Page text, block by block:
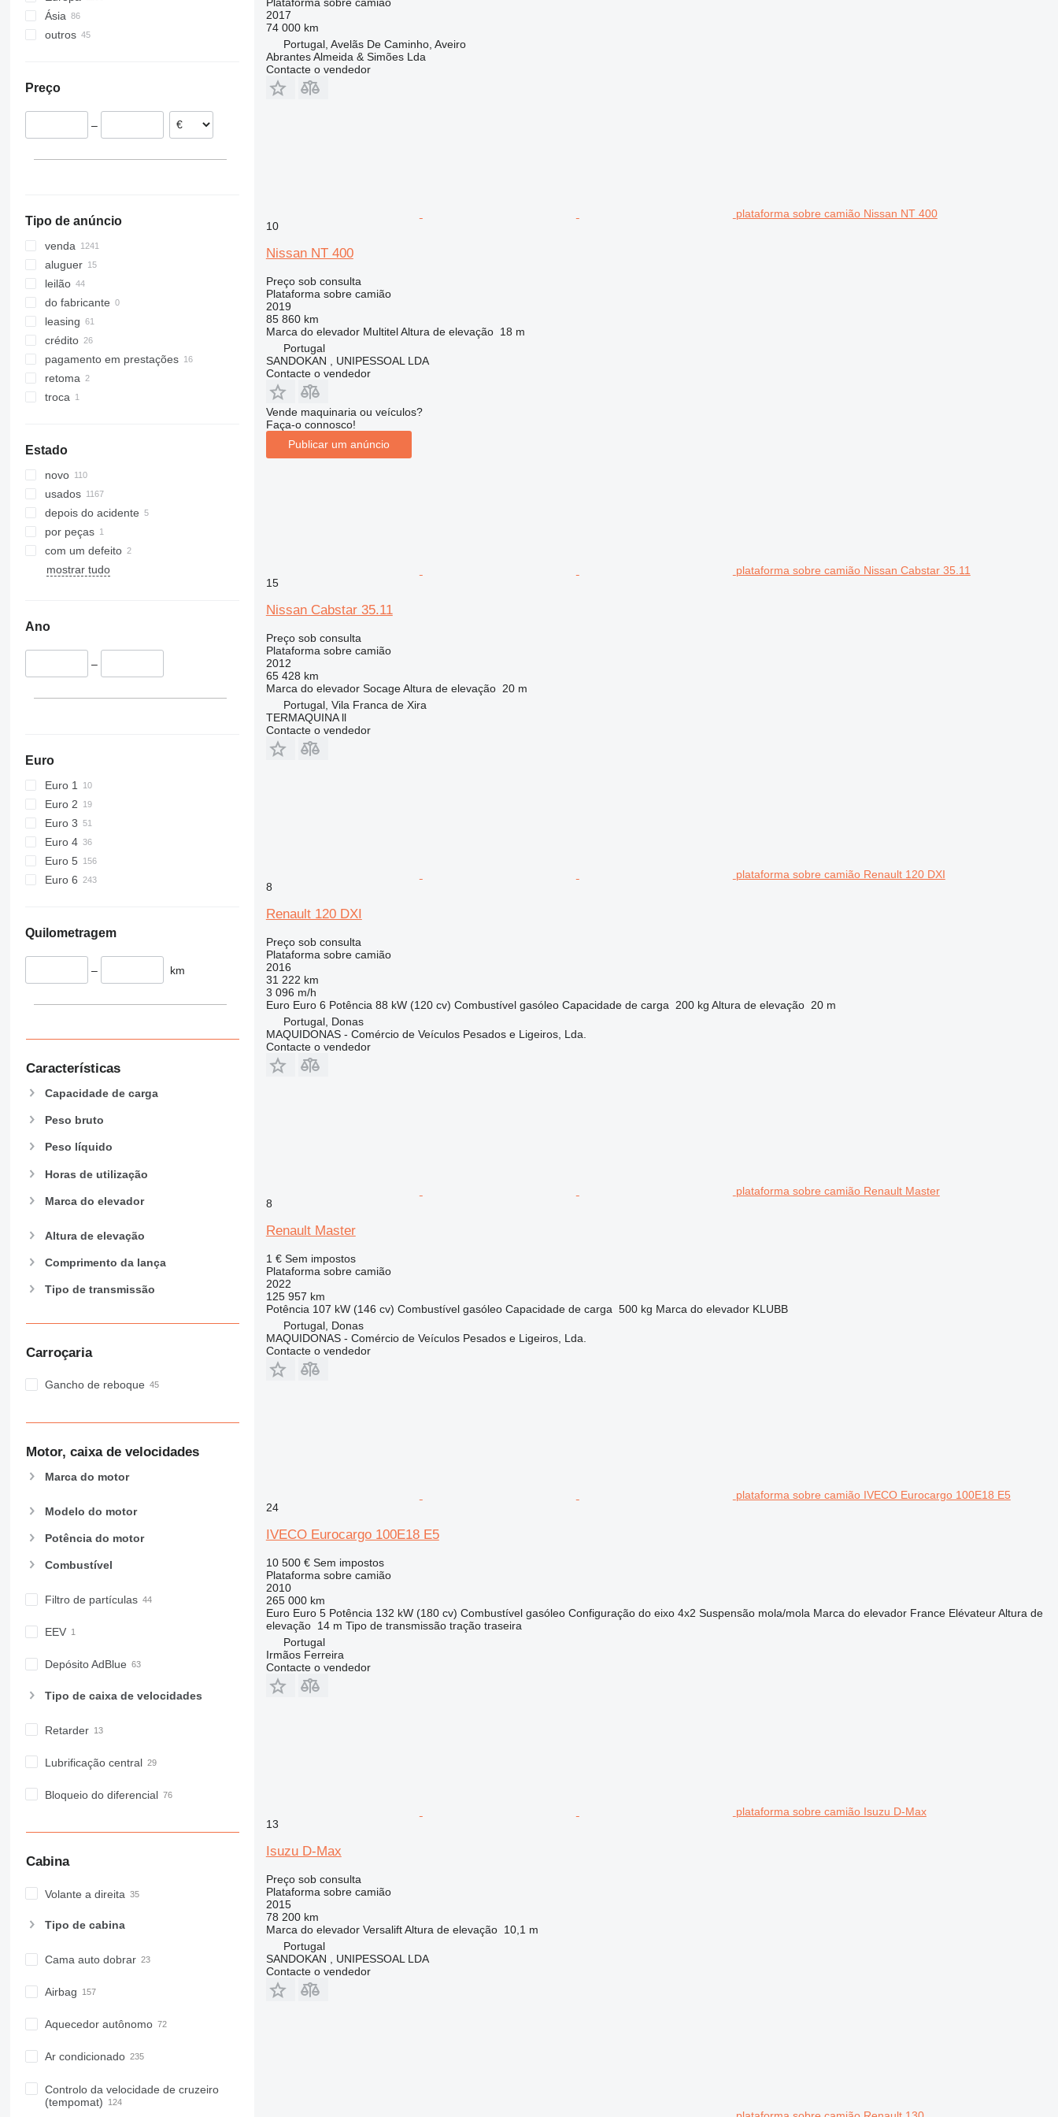
Países Baixos
Espanha
Roménia
Ásia
China
Turquia
Uzbequistão
outros
Preço
–
Tipo de anúncio
venda
aluguer
leilão
do fabricante
leasing
crédito
pagamento em prestações
retoma
troca
Estado
novo
usados
depois do acidente
por peças
com um defeito
mostrar tudo
Ano
–
Euro
Euro 1
Euro 2
Euro 3
Euro 4
Euro 5
Euro 6
Quilometragem
– km
Características
Capacidade de carga
Peso bruto
Peso líquido
Horas de utilização
Marca do elevador
Altura de elevação
Comprimento da lança
Tipo de transmissão
Carroçaria
Gancho de reboque
Motor, caixa de velocidades
Marca do motor
Modelo do motor
Potência do motor
Combustível
Filtro de partículas
EEV
Depósito AdBlue
Tipo de caixa de velocidades
Retarder
Lubrificação central
Bloqueio do diferencial
Cabina
Volante a direita
Tipo de cabina
Cama auto dobrar
Airbag
Aquecedor autônomo
Ar condicionado
Controlo da velocidade de cruzeiro
(tempomat)
2017
74 000 km
Portugal, Avelãs De Caminho, Aveiro
Abrantes Almeida & Simões Lda
Contacte o vendedor
plataforma sobre camião Nissan NT 400
10
Nissan NT 400
Preço sob consulta
Plataforma sobre camião
2019
85 860 km
Marca do elevador Multitel Altura de elevação 18 m
Portugal
SANDOKAN , UNIPESSOAL LDA
Contacte o vendedor
Vende maquinaria ou veículos?
Faça-o connosco!
Publicar um anúncio
plataforma sobre camião Nissan Cabstar 35.11
15
Nissan Cabstar 35.11
Preço sob consulta
Plataforma sobre camião
2012
65 428 km
Marca do elevador Socage Altura de elevação 20 m
Portugal, Vila Franca de Xira
TERMAQUINA ll
Contacte o vendedor
plataforma sobre camião Renault 120 DXI
8
Renault 120 DXI
Preço sob consulta
Plataforma sobre camião
2016
31 222 km
3 096 m/h
Euro Euro 6 Potência 88 kW (120 cv) Combustível gasóleo Capacidade de carga 200 kg Altura de elevação 20 m
Portugal, Donas
MAQUIDONAS - Comércio de Veículos Pesados e Ligeiros, Lda.
Contacte o vendedor
plataforma sobre camião Renault Master
8
Renault Master
1 € Sem impostos
Plataforma sobre camião
2022
125 957 km
Potência 107 kW (146 cv) Combustível gasóleo Capacidade de carga 500 kg Marca do elevador KLUBB
Portugal, Donas
MAQUIDONAS - Comércio de Veículos Pesados e Ligeiros, Lda.
Contacte o vendedor
plataforma sobre camião IVECO Eurocargo 100E18 E5
24
IVECO Eurocargo 100E18 E5
10 500 € Sem impostos
Plataforma sobre camião
2010
265 000 km
Euro Euro 5 Potência 132 kW (180 cv) Combustível gasóleo Configuração do eixo 4x2 Suspensão mola/mola Marca do elevador France Elévateur Altura de
elevação 14 m Tipo de transmissão tração traseira
Portugal
Irmãos Ferreira
Contacte o vendedor
plataforma sobre camião Isuzu D-Max
13
Isuzu D-Max
Preço sob consulta
Plataforma sobre camião
2015
78 200 km
Marca do elevador Versalift Altura de elevação 10,1 m
Portugal
SANDOKAN , UNIPESSOAL LDA
Contacte o vendedor